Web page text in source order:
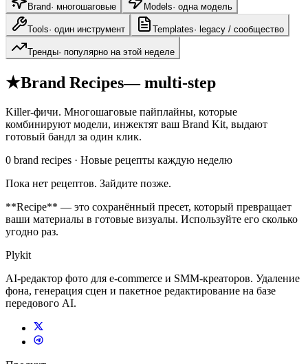
Brand· многошаговые Models· одна модель
Tools· один инструмент Templates· legacy / сообщество
Тренды· популярно на этой неделе
★Brand Recipes— multi-step
Killer-фичи. Многошаговые пайплайны, которые
комбинируют модели, инжектят ваш Brand Kit, выдают
готовый бандл за один клик.
0 brand recipes · Новые рецепты каждую неделю
Пока нет рецептов. Зайдите позже.
**Recipe** — это сохранённый пресет, который превращает
ваши материалы в готовые визуалы. Используйте его сколько
угодно раз.
Plykit
AI-редактор фото для e-commerce и SMM-креаторов. Удаление
фона, генерация сцен и пакетное редактирование на базе
передового AI.